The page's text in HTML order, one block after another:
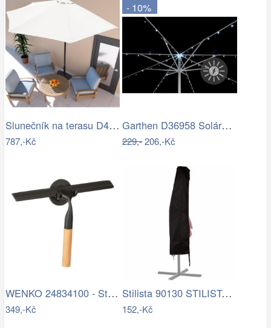
Slunečník na terasu D4163 krémová…
787,-Kč
- 10%
Garthen D36958 Solární blikající řetěz…
229,-206,-Kč
WENKO 24834100 - Stěrka BAMBUSa 24,5x17…
349,-Kč
Stilista 90130 STILISTA Obal na 350 cm…
152,-Kč